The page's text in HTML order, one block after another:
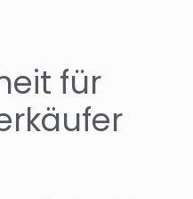
für